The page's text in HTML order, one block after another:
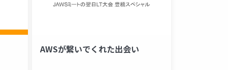
AWSが繋いでくれた出会い